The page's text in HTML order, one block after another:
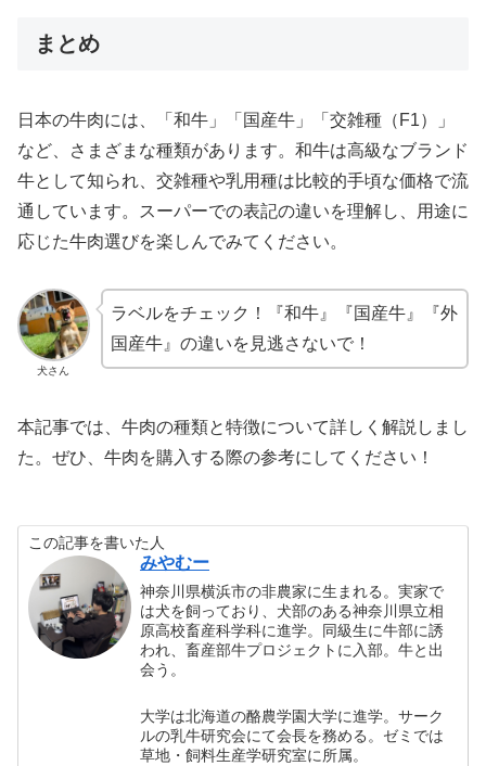
まとめ
日本の牛肉には、「和牛」「国産牛」「交雑種（F1）」
など、さまざまな種類があります。和牛は高級なブランド
牛として知られ、交雑種や乳用種は比較的手頃な価格で流
通しています。スーパーでの表記の違いを理解し、用途に
応じた牛肉選びを楽しんでみてください。
犬さん
ラベルをチェック！『和牛』『国産牛』『外
国産牛』の違いを見逃さないで！
本記事では、牛肉の種類と特徴について詳しく解説しまし
た。ぜひ、牛肉を購入する際の参考にしてください！
この記事を書いた人
みやむー
神奈川県横浜市の非農家に生まれる。実家で
は犬を飼っており、犬部のある神奈川県立相
原高校畜産科学科に進学。同級生に牛部に誘
われ、畜産部牛プロジェクトに入部。牛と出
会う。
大学は北海道の酪農学園大学に進学。サーク
ルの乳牛研究会にて会長を務める。ゼミでは
草地・飼料生産学研究室に所属。